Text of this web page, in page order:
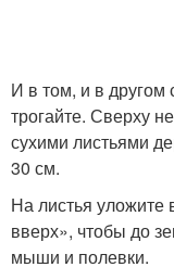
И в том, и в
трогайте. Сверху
сухими листьями
30 см.
На листья уложите
вверх», чтобы до
мыши и полевки.